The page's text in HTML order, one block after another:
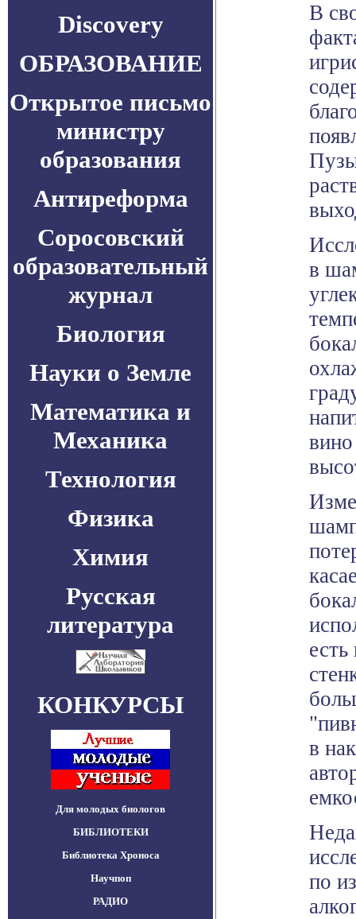
Discovery
ОБРАЗОВАНИЕ
Открытое письмо
министру
образования
Антиреформа
Соросовский
образовательный
журнал
Биология
Науки о Земле
Математика и
Механика
Технология
Физика
Химия
Русская
литература
КОНКУРСЫ
Для молодых биологов
БИБЛИОТЕКИ
Библиотека Хроноса
Научпоп
РАДИО
В
в
в
по